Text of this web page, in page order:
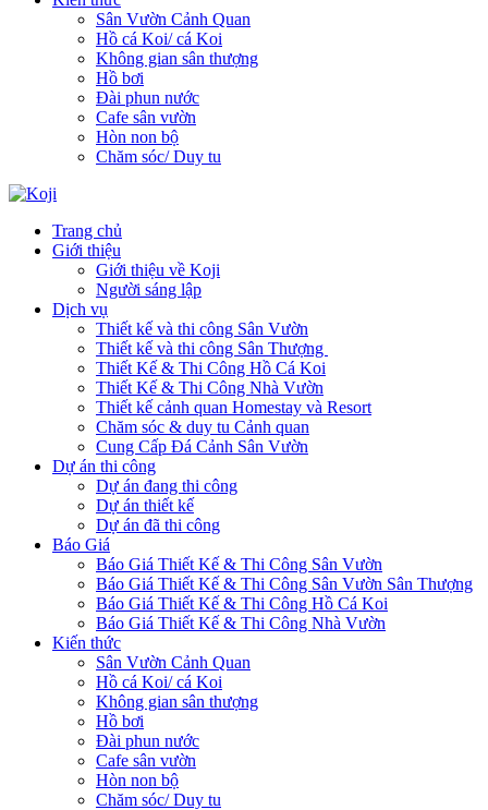
Sân Vườn Cảnh Quan
Hồ cá Koi/ cá Koi
Không gian sân thượng
Hồ bơi
Đài phun nước
Cafe sân vườn
Hòn non bộ
Chăm sóc/ Duy tu
Trang chủ
Giới thiệu
Giới thiệu về Koji
Người sáng lập
Dịch vụ
Thiết kế và thi công Sân Vườn
Thiết kế và thi công Sân Thượng
Thiết Kế & Thi Công Hồ Cá Koi
Thiết Kế & Thi Công Nhà Vườn
Thiết kế cảnh quan Homestay và Resort
Chăm sóc & duy tu Cảnh quan
Cung Cấp Đá Cảnh Sân Vườn
Dự án thi công
Dự án đang thi công
Dự án thiết kế
Dự án đã thi công
Báo Giá
Báo Giá Thiết Kế & Thi Công Sân Vườn
Báo Giá Thiết Kế & Thi Công Sân Vườn Sân Thượng
Báo Giá Thiết Kế & Thi Công Hồ Cá Koi
Báo Giá Thiết Kế & Thi Công Nhà Vườn
Kiến thức
Sân Vườn Cảnh Quan
Hồ cá Koi/ cá Koi
Không gian sân thượng
Hồ bơi
Đài phun nước
Cafe sân vườn
Hòn non bộ
Chăm sóc/ Duy tu